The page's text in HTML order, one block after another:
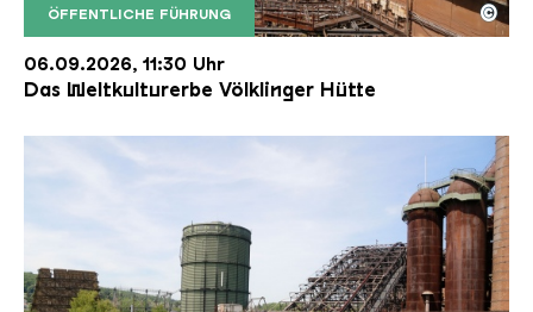
ÖFFENTLICHE FÜHRUNG
Der Erzschrägaufzug der Völklinger Hütte mit
Copyright: Weltkulturerbe Völklinger Hütte | Karl
©
06.09.2026, 11:30 Uhr
Das Weltkulturerbe Völklinger Hütte